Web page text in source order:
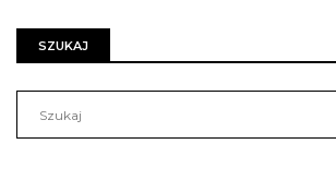
SZUKAJ